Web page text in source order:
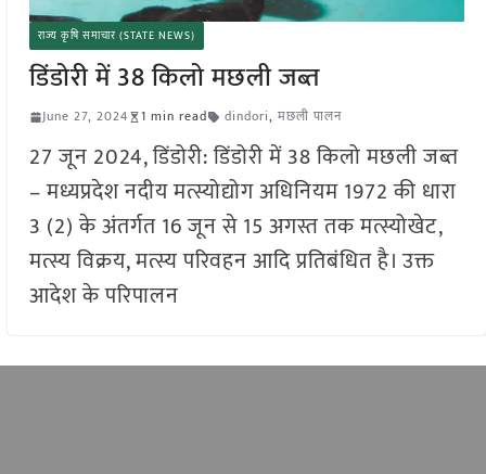
राज्य कृषि समाचार (STATE NEWS)
डिंडोरी में 38 किलो मछली जब्त
June 27, 2024 1 min read dindori, मछली पालन
27 जून 2024, डिंडोरी: डिंडोरी में 38 किलो मछली जब्त
– मध्यप्रदेश नदीय मत्स्योद्योग अधिनियम 1972 की धारा
3 (2) के अंतर्गत 16 जून से 15 अगस्त तक मत्स्योखेट,
मत्स्य विक्रय, मत्स्य परिवहन आदि प्रतिबंधित है। उक्त
आदेश के परिपालन